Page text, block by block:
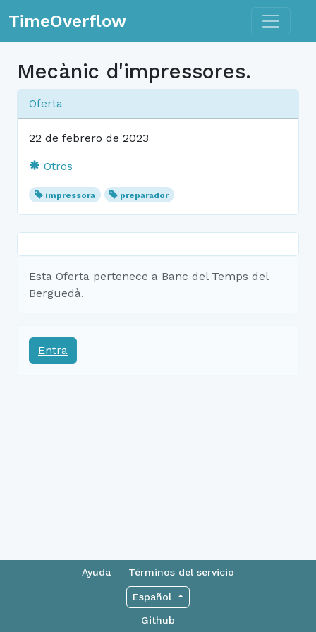
TimeOverflow Toggle
Mecànic d'impressores.
Oferta
22 de febrero de 2023
Otros
impressora preparador
Esta Oferta pertenece a Banc del Temps del
Berguedà.
Entra
Ayuda Términos del servicio
Español
Github